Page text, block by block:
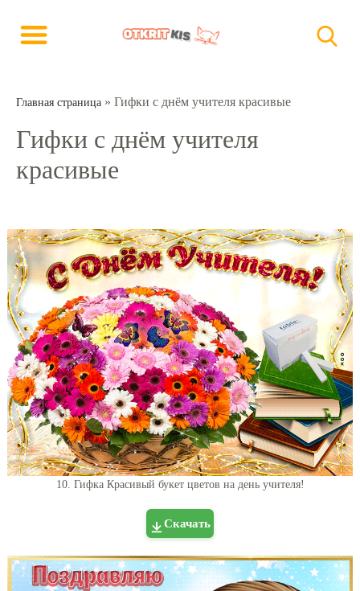
Главная страница » Гифки с днём учителя красивые
Гифки с днём учителя
красивые
10. Гифка Красивый букет цветов на день учителя!
Скачать